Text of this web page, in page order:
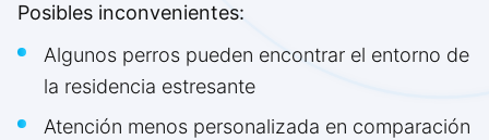
Posibles inconvenientes:
Algunos perros pueden encontrar el entorno de
la residencia estresante
Atención menos personalizada en comparación